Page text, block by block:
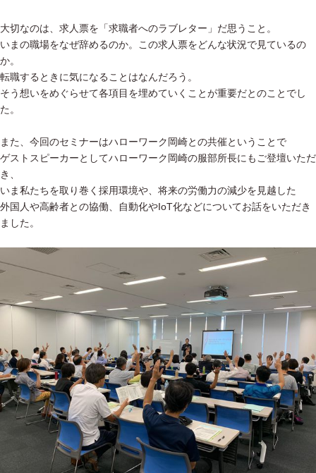
大切なのは、求人票を「求職者へのラブレター」だ思うこと。
いまの職場をなぜ辞めるのか。この求人票をどんな状況で見ているの
か。
転職するときに気になることはなんだろう。
そう想いをめぐらせて各項目を埋めていくことが重要だとのことでし
た。
また、今回のセミナーはハローワーク岡崎との共催ということで
ゲストスピーカーとしてハローワーク岡崎の服部所長にもご登壇いただ
き、
いま私たちを取り巻く採用環境や、将来の労働力の減少を見越した
外国人や高齢者との協働、自動化やIoT化などについてお話をいただき
ました。